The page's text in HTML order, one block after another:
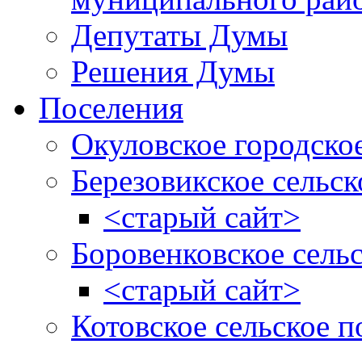
Депутаты Думы
Решения Думы
Поселения
Окуловское
Березовикское
<старый сайт>
Боровенковское
<старый сайт>
Котовское сельское